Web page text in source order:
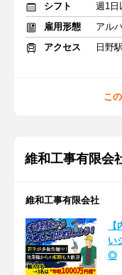
シフト
週1日
雇用形態
アル
アクセス
日野駅
こ
維和工事有限会
維和工事有限会社
い
◎